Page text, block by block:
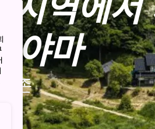
야마
공존